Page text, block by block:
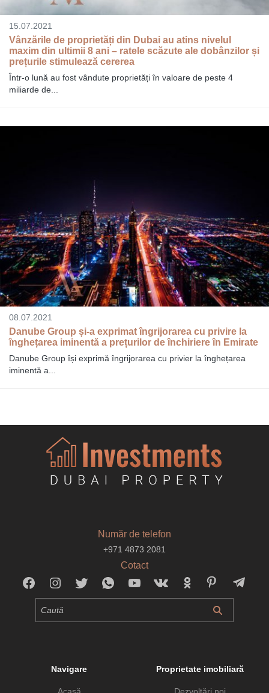
15.07.2021
Vânzările de proprietăți din Dubai au atins nivelul
maxim din ultimii 8 ani – ratele scăzute ale dobânzilor și
prețurile stimulează cererea
Într-o lună au fost vândute proprietăți în valoare de peste 4
miliarde de...
08.07.2021
Danube Group și-a exprimat îngrijorarea cu privire la
înghețarea iminentă a prețurilor de închiriere în Emirate
Danube Group își exprimă îngrijorarea cu privier la înghețarea
iminentă a...
Număr de telefon
+971 4873 2081
Cotact
Navigare Proprietate imobiliară